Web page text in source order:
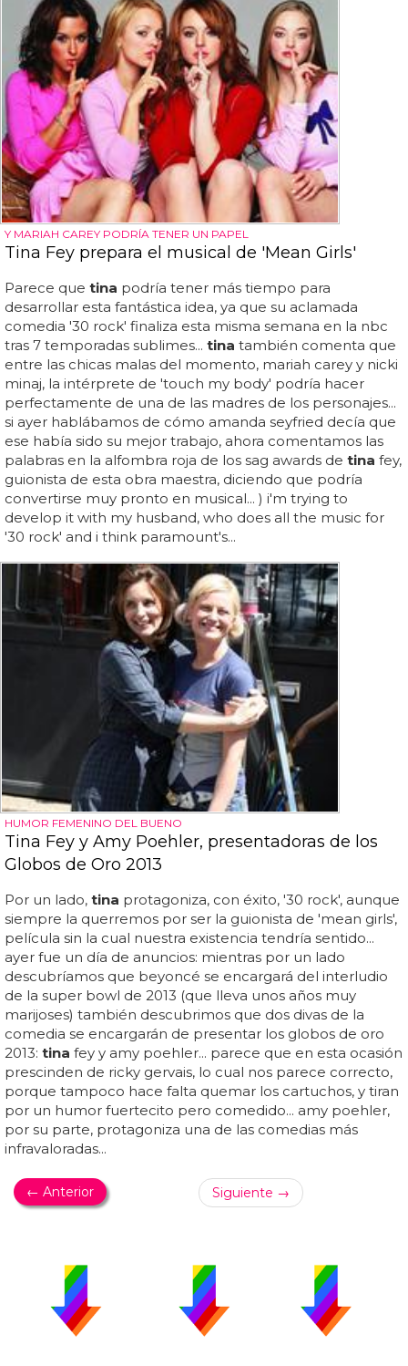
Y MARIAH CAREY PODRÍA TENER UN PAPEL
Tina Fey prepara el musical de 'Mean Girls'
Parece que tina podría tener más tiempo para
desarrollar esta fantástica idea, ya que su aclamada
comedia '30 rock' finaliza esta misma semana en la nbc
tras 7 temporadas sublimes... tina también comenta que
entre las chicas malas del momento, mariah carey y nicki
minaj, la intérprete de 'touch my body' podría hacer
perfectamente de una de las madres de los personajes...
si ayer hablábamos de cómo amanda seyfried decía que
ese había sido su mejor trabajo, ahora comentamos las
palabras en la alfombra roja de los sag awards de tina fey,
guionista de esta obra maestra, diciendo que podría
convertirse muy pronto en musical... ) i'm trying to
develop it with my husband, who does all the music for
'30 rock' and i think paramount's...
HUMOR FEMENINO DEL BUENO
Tina Fey y Amy Poehler, presentadoras de los
Globos de Oro 2013
Por un lado, tina protagoniza, con éxito, '30 rock', aunque
siempre la querremos por ser la guionista de 'mean girls',
película sin la cual nuestra existencia tendría sentido...
ayer fue un día de anuncios: mientras por un lado
descubríamos que beyoncé se encargará del interludio
de la super bowl de 2013 (que lleva unos años muy
marijoses) también descubrimos que dos divas de la
comedia se encargarán de presentar los globos de oro
2013: tina fey y amy poehler... parece que en esta ocasión
prescinden de ricky gervais, lo cual nos parece correcto,
porque tampoco hace falta quemar los cartuchos, y tiran
por un humor fuertecito pero comedido... amy poehler,
por su parte, protagoniza una de las comedias más
infravaloradas...
← Anterior Siguiente →